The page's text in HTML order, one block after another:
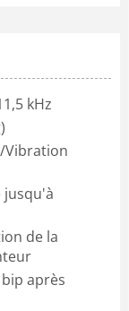
kHz
Vibration
jusqu'à
de la
après